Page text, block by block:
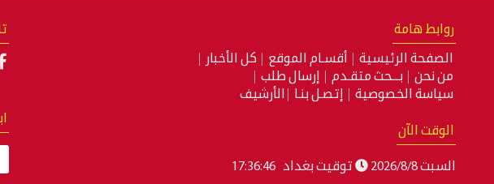
روابط هامة
الصفحة الرئيسية أقسـام الموقع
كل الأخبار
من نحن
بـــحث متقـدم
إرسال طلب
سياسة الخصوصية
إتصـل بنـا الأرشيف
الوقت الآن
السبت 2026/8/8 توقيت بغداد 17:36:47